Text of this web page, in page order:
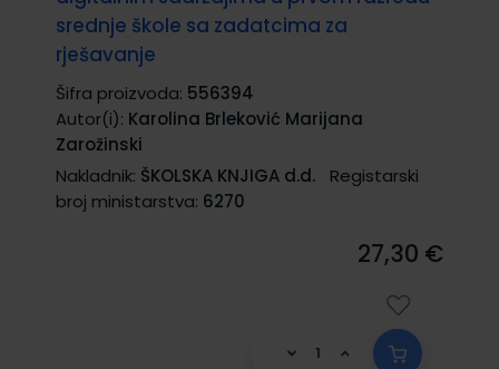
srednje škole sa zadatcima za
rješavanje
Šifra proizvoda: 556394
Autor(i): Karolina Brleković Marijana
Zarožinski
Nakladnik: ŠKOLSKA KNJIGA d.d.
Registarski
broj ministarstva: 6270
27,30 €